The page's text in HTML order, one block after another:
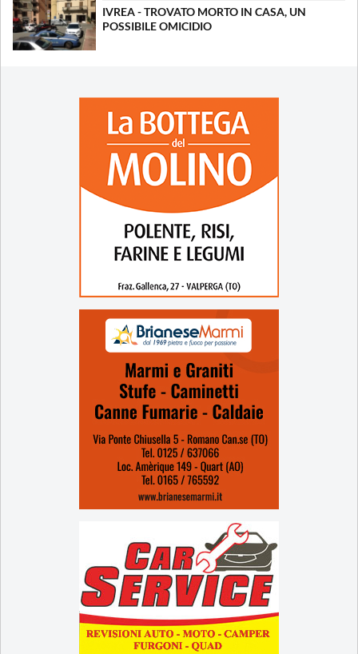
IVREA - TROVATO MORTO IN CASA, UN
POSSIBILE OMICIDIO